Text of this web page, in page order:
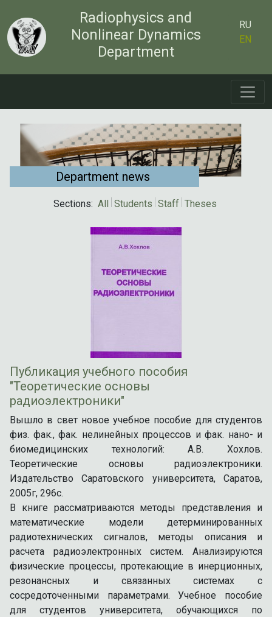
Radiophysics and
Nonlinear Dynamics
Department
RU
EN
Department news
Sections: All Students Staff Theses
Публикация учебного пособия
"Теоретические основы
радиoэлектроники"
Вышло в свет новое учебное пособие для студентов
физ. фак., фак. нелинейных процессов и фак. нано- и
биомедицинских технологий: А.В. Хохлов.
Теоретические основы радиoэлектроники.
Издательство Саратовского университета, Саратов,
2005г, 296с.
В книге рассматриваются методы представления и
математические модели детерминированных
радиотехнических сигналов, методы описания и
расчета радиоэлектронных систем. Анализируются
физические процессы, протекающие в инерционных,
резонансных и связанных системах с
сосредоточенными параметрами. Учебное пособие
для студентов университета, обучающихся по